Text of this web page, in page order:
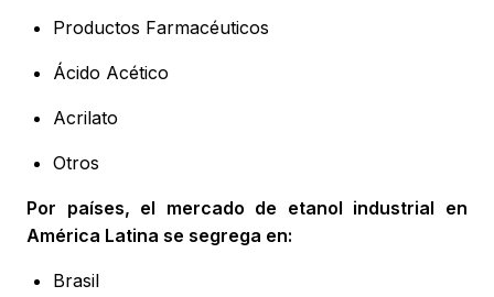
Productos Farmacéuticos
Ácido Acético
Acrilato
Otros
Por países, el mercado de etanol industrial en
América Latina se segrega en:
Brasil